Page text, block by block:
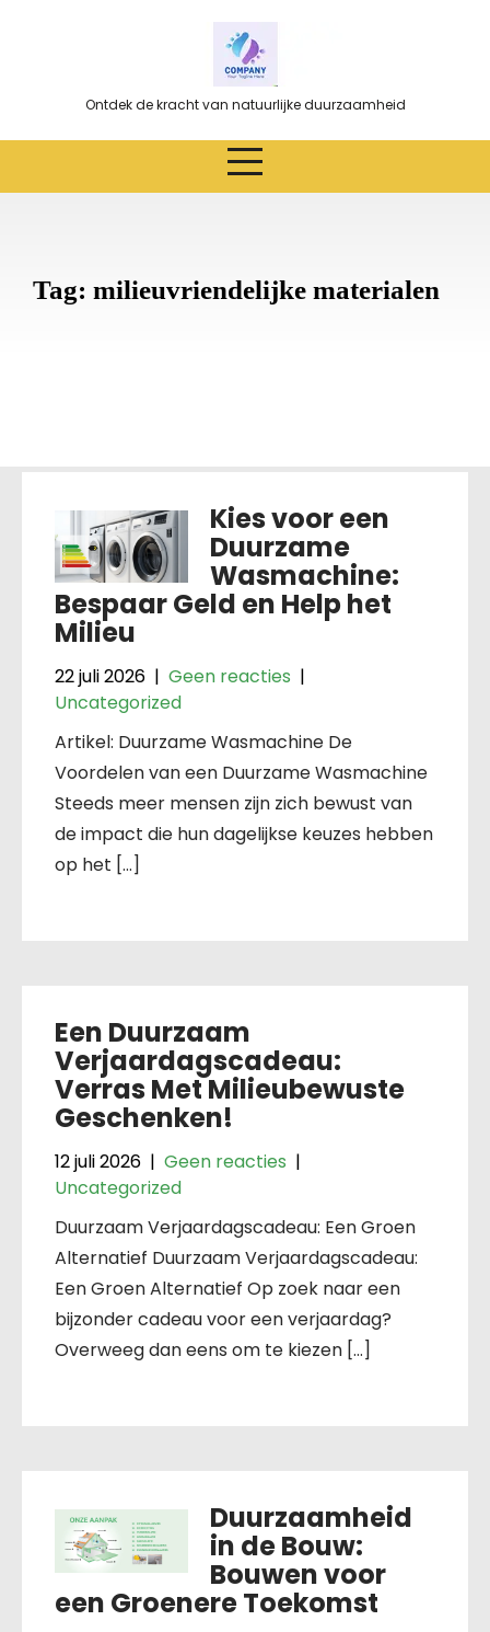
Ontdek de kracht van natuurlijke duurzaamheid
Tag: milieuvriendelijke materialen
Kies voor een
Duurzame
Wasmachine:
Bespaar Geld en Help het
Milieu
22 juli 2026 | Geen reacties |
Uncategorized
Artikel: Duurzame Wasmachine De
Voordelen van een Duurzame Wasmachine
Steeds meer mensen zijn zich bewust van
de impact die hun dagelijkse keuzes hebben
op het […]
Een Duurzaam
Verjaardagscadeau:
Verras Met Milieubewuste
Geschenken!
12 juli 2026 | Geen reacties |
Uncategorized
Duurzaam Verjaardagscadeau: Een Groen
Alternatief Duurzaam Verjaardagscadeau:
Een Groen Alternatief Op zoek naar een
bijzonder cadeau voor een verjaardag?
Overweeg dan eens om te kiezen […]
Duurzaamheid
in de Bouw:
Bouwen voor
een Groenere Toekomst